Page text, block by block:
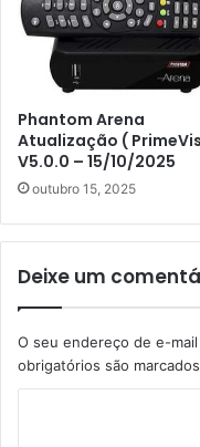
Phantom Arena
Atualização (
V5.0.0 – 15/10/2025
outubro 15, 2025
Deixe um
O seu endereço de e-
obrigatórios são